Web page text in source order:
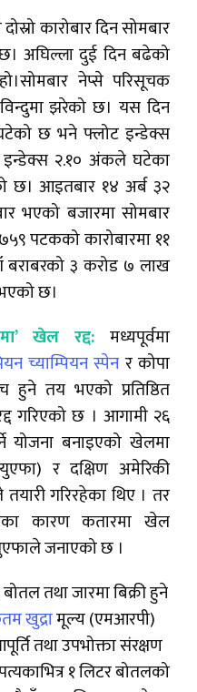
कारोबार दिन सोमबार
अघिल्ला दुई दिन बढेको
नेप्से परिसूचक
झरेको छ। यस दिन
छ भने फ्लोट इन्डेक्स
२.१० अंकले घटेका
छ। आइतबार १४ अर्ब ३२
भएको बजारमा सोमबार
पटकको कारोबारमा ११
३ करोड ७ लाख
छ।
खेल रद्द: मध्यपूर्वमा
च्याम्पियन स्पेन र कोपा
हुने तय भएको प्रतिष्ठित
गरिएको छ । आगामी २६
योजना बनाइएको खेलमा
र दक्षिण अमेरिकी
गरिरहेका थिए । तर
कारण कतारमा खेल
जनाएको छ ।
तथा जारमा बिक्री हुने
खुद्रामूल्य (एमआरपी)
तथा उपभोक्ता संरक्षण
१ लिटर बोतलको